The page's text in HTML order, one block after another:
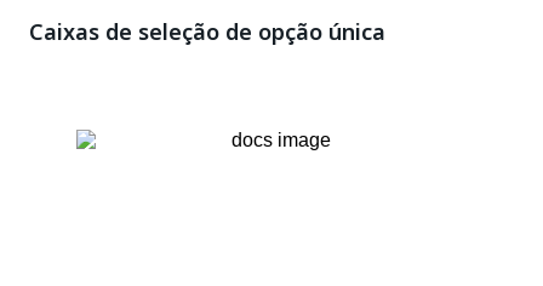
Caixas de seleção de opção única